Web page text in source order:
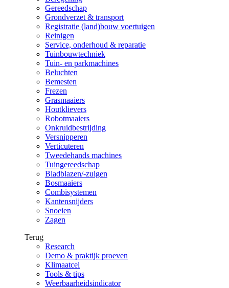
Gereedschap
Grondverzet & transport
Registratie (land)bouw voertuigen
Reinigen
Service, onderhoud & reparatie
Tuinbouwtechniek
Tuin- en parkmachines
Beluchten
Bemesten
Frezen
Grasmaaiers
Houtklievers
Robotmaaiers
Onkruidbestrijding
Versnipperen
Verticuteren
Tweedehands machines
Tuingereedschap
Bladblazen/-zuigen
Bosmaaiers
Combisystemen
Kantensnijders
Snoeien
Zagen
Terug
Research
Demo & praktijk proeven
Klimaatcel
Tools & tips
Weerbaarheidsindicator